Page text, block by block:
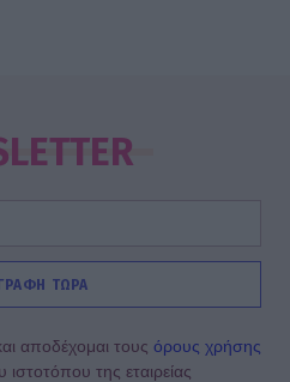
ΤΩΡΑ
αποδέχομαι τους όρους χρήσης
ιστοτόπου της εταιρείας